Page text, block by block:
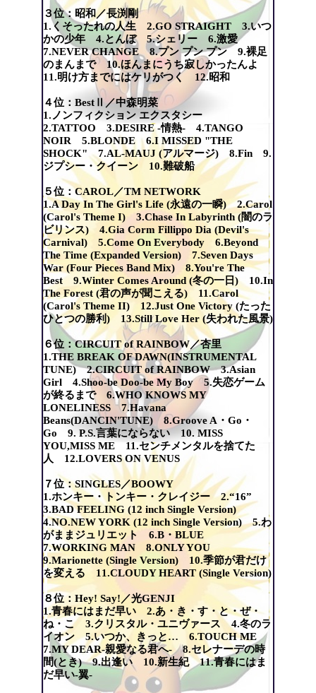
３位：昭和／長渕剛
1.くそったれの人生 2.GO STRAIGHT 3.いつ
かの少年 4.とんぼ 5.シェリー 6.激愛
7.NEVER CHANGE 8.プン プン プン 9.裸足
のまんまで 10.ほんまにうち寂しかったんよ
11.明け方までにはケリがつく 12.昭和
４位：BestⅡ／中森明菜
1.ノンフィクション エクスタシー
2.TATTOO 3.DESIRE -情熱- 4.TANGO
NOIR 5.BLONDE 6.I MISSED "THE
SHOCK" 7.AL-MAUJ (アルマージ) 8.Fin 9.
ジプシー・クイーン 10.難破船
５位：CAROL／TM NETWORK
1.A Day In The Girl's Life (永遠の一瞬) 2.Carol
(Carol's Theme I) 3.Chase In Labyrinth (闇のラ
ビリンス) 4.Gia Corm Fillippo Dia (Devil's
Carnival) 5.Come On Everybody 6.Beyond
The Time (Expanded Version) 7.Seven Days
War (Four Pieces Band Mix) 8.You're The
Best 9.Winter Comes Around (冬の一日) 10.In
The Forest (君の声が聞こえる) 11.Carol
(Carol's Theme II) 12.Just One Victory (たった
ひとつの勝利) 13.Still Love Her (失われた風景)
６位：CIRCUIT of RAINBOW／杏里
1.THE BREAK OF DAWN(INSTRUMENTAL
TUNE) 2.CIRCUIT of RAINBOW 3.Asian
Girl 4.Shoo-be Doo-be My Boy 5.失恋ゲーム
が終るまで 6.WHO KNOWS MY
LONELINESS 7.Havana
Beans(DANCIN'TUNE) 8.Groove A・Go・
Go 9. P.S.言葉にならない 10. MISS
YOU,MISS ME 11.センチメンタルを捨てた
人 12.LOVERS ON VENUS
７位：SINGLES／BOOWY
1.ホンキー・トンキー・クレイジー 2.“16”
3.BAD FEELING (12 inch Single Version)
4.NO.NEW YORK (12 inch Single Version) 5.わ
がままジュリエット 6.B・BLUE
7.WORKING MAN 8.ONLY YOU
9.Marionette (Single Version) 10.季節が君だけ
を変える 11.CLOUDY HEART (Single Version)
８位：Hey! Say!／光GENJI
1.青春にはまだ早い 2.あ・き・す・と・ぜ・
ね・こ 3.クリスタル・ユニヴァース 4.冬のラ
イオン 5.いつか、きっと… 6.TOUCH ME
7.MY DEAR-親愛なる君へ- 8.セレナーデの時
間(とき) 9.出逢い 10.新生紀 11.青春にはま
だ早い-翼-